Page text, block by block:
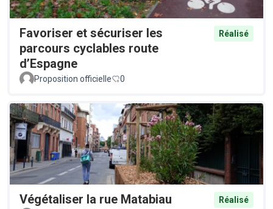
Favoriser et sécuriser les
parcours cyclables route
d’Espagne
Réalisé
Proposition officielle 0
Végétaliser la rue Matabiau
Réalisé